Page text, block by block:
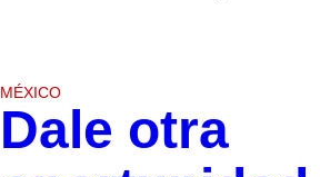
MÉXICO
Dale otra